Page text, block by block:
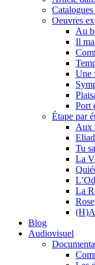
Oeuvres
Au
Il
Une
Port
Étape par
Aux
Tu
La
La
Blog
Audiovisuel